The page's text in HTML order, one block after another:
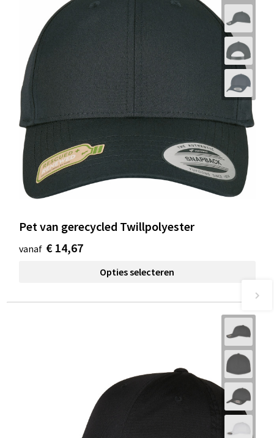
Pet van gerecycled Twillpolyester
vanaf € 14,67
Opties selecteren